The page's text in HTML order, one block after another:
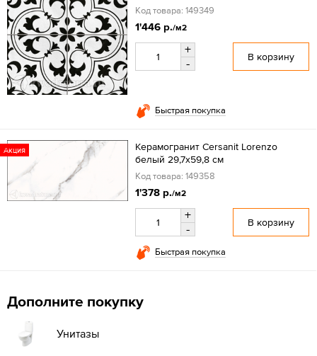
Код товара: 149349
1'446 р./м2
+
-
В корзину
Быстрая покупка
Акция
Керамогранит Cersanit Lorenzo
белый 29,7x59,8 см
Код товара: 149358
1'378 р./м2
+
-
В корзину
Быстрая покупка
Дополните покупку
Унитазы